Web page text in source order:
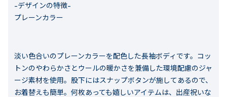
-デザインの特徴-
プレーンカラー
淡い色合いのプレーンカラーを配色した長袖ボディです。コッ
トンのやわらかさとウールの暖かさを兼備した環境配慮のジャ
ージ素材を使用。股下にはスナップボタンが施してあるので、
お着替えも簡単。何枚あっても嬉しいアイテムは、出産祝いな